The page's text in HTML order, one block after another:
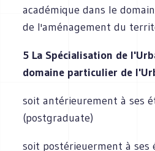
académique dans le
de l'aménagement du
5 La Spécialisation de
domaine particulier de
soit antérieurement à ses
(postgraduate)
soit postérieuerment à ses